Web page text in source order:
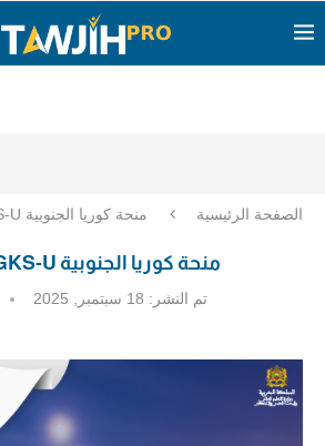
الصفحة الرئيسية منحة كوريا الجنوبية GKS-U للإجازة
منحة كوريا الجنوبية GKS-U للإجازة
تم النشر: